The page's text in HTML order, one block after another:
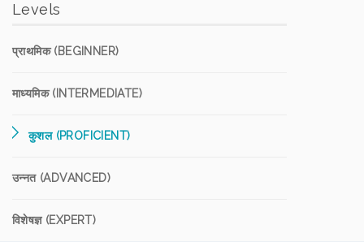
Levels
प्राथमिक (BEGINNER)
माध्यमिक (INTERMEDIATE)
कुशल (PROFICIENT)
उन्नत (ADVANCED)
विशेषज्ञ (EXPERT)